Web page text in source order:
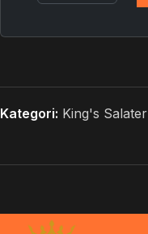
Kategori: King's Salater